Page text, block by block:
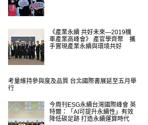
《產業永續 共好未來—2019機
車產業高峰會》 產官學齊聚 攜
手實現產業永續與環境共好
考量維持參與度及品質 台北國際書展延至五月舉
行
今周刊ESG永續台灣國際峰會 英
特爾：「AI可提升永續性」有效
降低碳足跡 打造永續運算時代